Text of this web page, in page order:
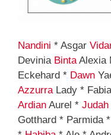
Nandini * Asgar
Devinia Binta Alexia
Eckehard * Dawn
Azzurra Lady *
Ardian Aurel * Judah
Gotthard * Parmida